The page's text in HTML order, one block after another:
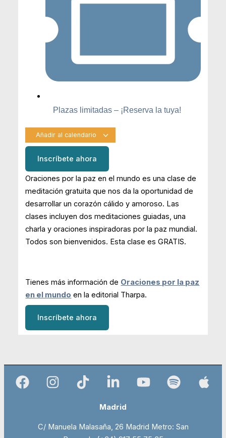
Plazas limitadas – ¡Reserva la tuya!
Añadir al calendario
Inscríbete ahora
Oraciones por la paz en el mundo es una clase de
meditación gratuita que nos da la oportunidad de
desarrollar un corazón cálido y amoroso. Las
clases incluyen dos meditaciones guiadas, una
charla y oraciones inspiradoras por la paz mundial.
Todos son bienvenidos. Esta clase es GRATIS.
Tienes más información de Oraciones por la paz
en el mundo en la editorial Tharpa.
Inscríbete ahora
Madrid
C/ Manuela Malasaña, 26 Madrid Metro: San